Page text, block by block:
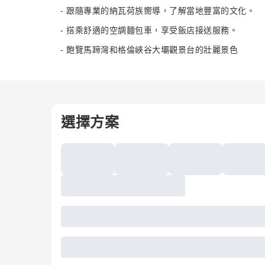
- 跟隨專業的納瓦荷族嚮導，了解當地豐富的文化。
- 搭乘舒適的空調麵包車，享受飯店接送服務。
- 飽覽馬蹄灣和格倫峽谷大壩觀景台的壯麗景色
選擇方案